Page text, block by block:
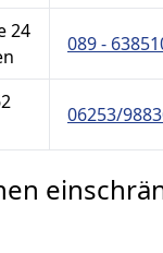
24
089 -
06253/